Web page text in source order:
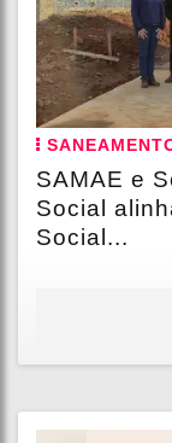
SAMAE e
Social
Social...